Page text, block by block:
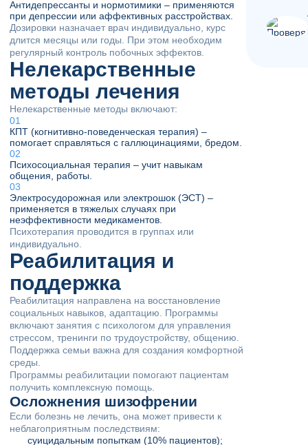
Антидепрессанты и нормотимики – применяются
при депрессии или аффективных расстройствах.
Дозировки назначает врач индивидуально, курс
длится месяцы или годы. При этом необходим
регулярный контроль побочных эффектов.
Нелекарственные
методы лечения
Нелекарственные методы включают:
КПТ (когнитивно-поведенческая терапия) –
помогает справляться с галлюцинациями, бредом.
Психосоциальная терапия – учит навыкам
общения, работы.
Электросудорожная или электрошок (ЭСТ) –
применяется в тяжелых случаях при
неэффективности медикаментов.
Психотерапия проводится в группах или
индивидуально.
Реабилитация и
поддержка
Реабилитация направлена на восстановление
социальных навыков, адаптацию. Программы
включают занятия с психологом для управления
стрессом, тренинги по трудоустройству, общению.
Поддержка семьи важна для создания комфортной
среды.
Программы реабилитации помогают пациентам
получить комплексную помощь.
Осложнения шизофрении
Если болезнь не лечить, она может привести к
неблагоприятным последствиям:
суицидальным попыткам (10% пациентов);